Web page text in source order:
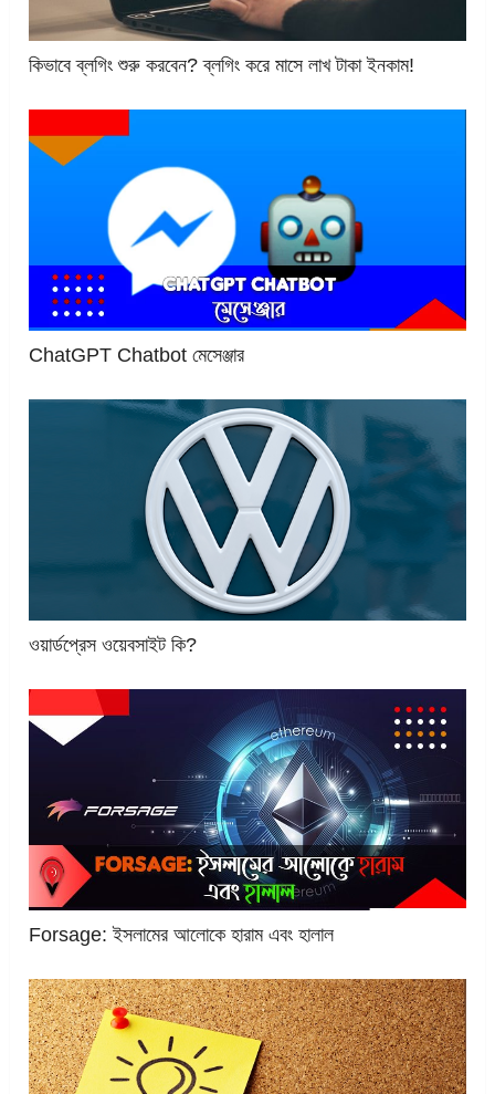
কিভাবে ব্লগিং শুরু করবেন? ব্লগিং করে মাসে লাখ টাকা ইনকাম!
ChatGPT Chatbot মেসেঞ্জার
ওয়ার্ডপ্রেস ওয়েবসাইট কি?
Forsage: ইসলামের আলোকে হারাম এবং হালাল